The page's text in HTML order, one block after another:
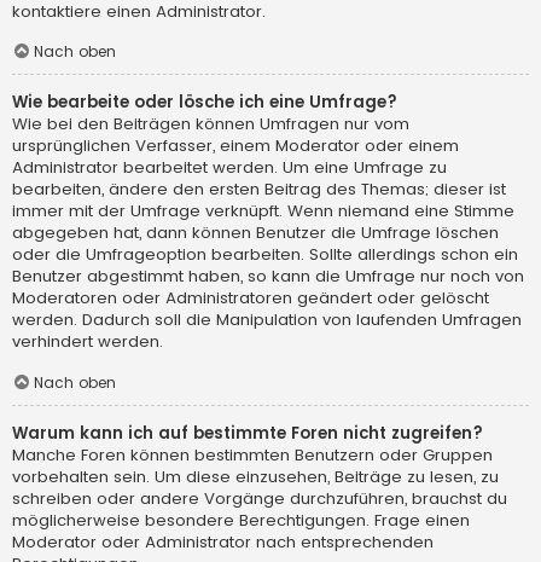
kontaktiere einen Administrator.
Nach oben
Wie bearbeite oder lösche ich eine Umfrage?
Wie bei den Beiträgen können Umfragen nur vom
ursprünglichen Verfasser, einem Moderator oder einem
Administrator bearbeitet werden. Um eine Umfrage zu
bearbeiten, ändere den ersten Beitrag des Themas; dieser ist
immer mit der Umfrage verknüpft. Wenn niemand eine Stimme
abgegeben hat, dann können Benutzer die Umfrage löschen
oder die Umfrageoption bearbeiten. Sollte allerdings schon ein
Benutzer abgestimmt haben, so kann die Umfrage nur noch von
Moderatoren oder Administratoren geändert oder gelöscht
werden. Dadurch soll die Manipulation von laufenden Umfragen
verhindert werden.
Nach oben
Warum kann ich auf bestimmte Foren nicht zugreifen?
Manche Foren können bestimmten Benutzern oder Gruppen
vorbehalten sein. Um diese einzusehen, Beiträge zu lesen, zu
schreiben oder andere Vorgänge durchzuführen, brauchst du
möglicherweise besondere Berechtigungen. Frage einen
Moderator oder Administrator nach entsprechenden